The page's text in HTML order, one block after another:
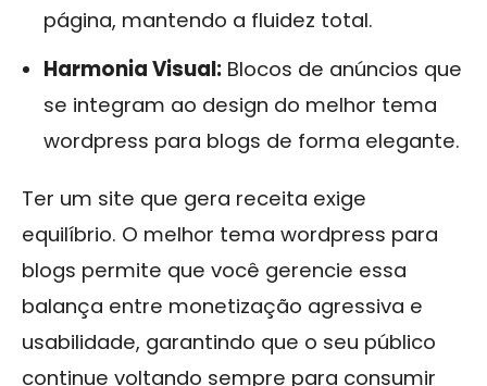
página, mantendo a fluidez total.
Harmonia Visual: Blocos de anúncios que
se integram ao design do melhor tema
wordpress para blogs de forma elegante.
Ter um site que gera receita exige
equilíbrio. O melhor tema wordpress para
blogs permite que você gerencie essa
balança entre monetização agressiva e
usabilidade, garantindo que o seu público
continue voltando sempre para consumir